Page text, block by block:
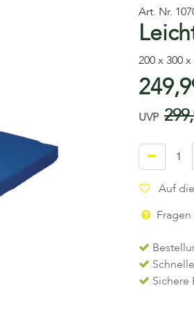
Art. Nr.
200 x 300
UVP
Auf
Sichere